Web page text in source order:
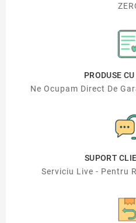
PRODUSE
Ne Ocupam Direct De
SUPORT
Serviciu Live - Pentru